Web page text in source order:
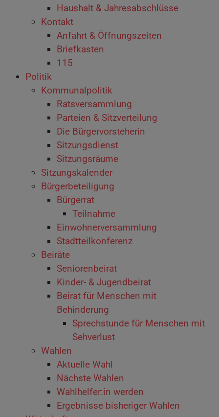
Haushalt & Jahresabschlüsse
Kontakt
Anfahrt & Öffnungszeiten
Briefkasten
115
Politik
Kommunalpolitik
Ratsversammlung
Parteien & Sitzverteilung
Die Bürgervorsteherin
Sitzungsdienst
Sitzungsräume
Sitzungskalender
Bürgerbeteiligung
Bürgerrat
Teilnahme
Einwohnerversammlung
Stadtteilkonferenz
Beiräte
Seniorenbeirat
Kinder- & Jugendbeirat
Beirat für Menschen mit
Behinderung
Sprechstunde für Menschen mit
Sehverlust
Wahlen
Aktuelle Wahl
Nächste Wahlen
Wahlhelfer:in werden
Ergebnisse bisheriger Wahlen